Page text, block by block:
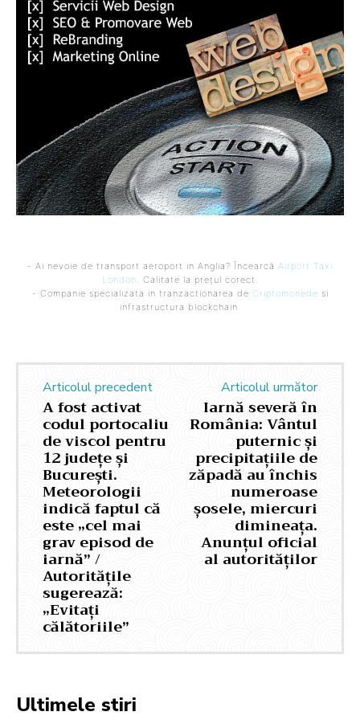
- Ai nevoie de transport aeroport in Anglia? Încearcă Airport Taxi
London. Calitate la prețul corect.
- Companie specializata in tranzactionarea de Criptomonede si
infrastructura blockchain.
Articolul precedent
A fost activat
codul portocaliu
de viscol pentru
12 județe și
București.
Meteorologii
indică faptul că
este „cel mai
grav episod de
iarnă” /
Autoritățile
sugerează:
„Evitați
călătoriile”
Articolul următor
Iarnă severă în
România: Vântul
puternic și
precipitațiile de
zăpadă au închis
numeroase
șosele, miercuri
dimineața.
Anunțul oficial
al autorităților
Ultimele stiri